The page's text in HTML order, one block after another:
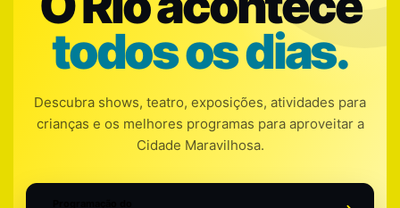
todos os dias.
Descubra shows, teatro, exposições, atividades para
crianças e os melhores programas para aproveitar a
Cidade Maravilhosa.